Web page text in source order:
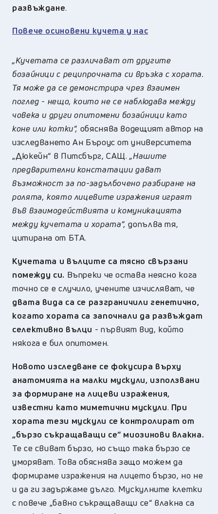
развъждане.
Повече осиновени кучета у нас
„Кучетата се различават от другите
бозайници с реципрочната си връзка с хората.
Тя може да се демонстрира чрез взаимен
поглед - нещо, които не се наблюдава между
човека и други опитомени бозайници като
коне или котки“, обяснява водещият автор на
изследването Ан Бъроус от университета
„Дюкейн“ в Питсбърг, САЩ.„Нашите
предварителни констатации дават
възможност за по-задълбочено разбиране на
ролята, която лицевите изражения играят
във взаимодействията и комуникацията
между кучетата и хората“,допълва тя,
цитирана от БТА.
Кучетата и вълците са тясно свързани
помежду си. Въпреки че остава неясно кога
точно се е случило, учените изчисляват, че
двата вида са се разграничили генетично,
когато хората са започнали да развъждат
селективно вълци - първият вид, който
някога е бил опитомен.
Новото изследване се фокусира върху
анатомията на малки мускули, използвани
за формиране на лицеви изражения,
известни като миметични мускули. При
хората тези мускули сe контролират от
„бързо съкращаващи се“ миозинови влакна.
Те се свиват бързо, но също така бързо се
уморяват. Това обяснява защо можем да
формираме изражения на лицето бързо, но не
и да ги задържаме дълго. Мускулните клетки
с повече „бавно съкращаващи се“ влакна са